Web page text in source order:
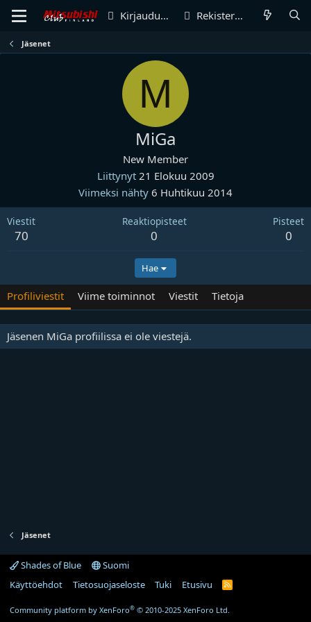
Kirjaudu sisään Rekisteröidy
Jäsenet
M
MiGa
New Member
Liittynyt 21 Elokuu 2009
Viimeksi nähty 6 Huhtikuu 2014
Viestit
70
Reaktiopisteet
0
Pisteet
0
Hae
Profiliviestit Viime toiminnot Viestit Tietoja
Jäsenen MiGa profiilissa ei ole viestejä.
Jäsenet
Shades of Blue
Suomi
Käyttöehdot
Tietosuojaseloste Tuki Etusivu
R
Community platform by XenForo® © 2010-2025 XenForo Ltd.